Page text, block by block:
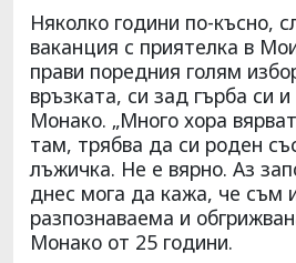
Няколко години по-късно,
ваканция с приятелка в
прави поредния голям
връзката, си зад гърба си
Монако. „Много хора
там, трябва да си роден
лъжичка. Не е вярно. Аз
днес мога да кажа, че съм
разпознаваема и
Монако от 25 години.